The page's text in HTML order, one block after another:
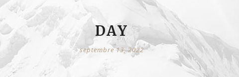
DAY
septembre 13, 2022